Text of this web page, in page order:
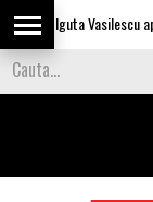
Olguta Vasilescu